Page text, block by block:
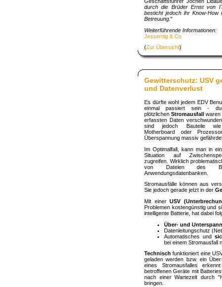
durch die Brüder Ernst von
besticht jedoch ihr Know-How
Betreuung. "
Weiterführende Informationen:
Jessernig & Co
(Zur Übersicht)
Gewitterschutz: USV
und Datenverlust
Es dürfte wohl jedem EDV
einmal passiert sein -
plötzlichen Stromausfall waren
erfassten Daten
sind jedoch Bauteile wie
Motherboard oder
Überspannung massiv
Im Optimalfall, kann man in
Situation auf
zugreifen. Wirklich
von Dateien des
Anwendungsdatenbanken.
Stromausfälle können aus
Sie jedoch gerade jetzt in der
Mit einerUSV
Problemen kostengünstig und
intelligente Batterie, hat dabei
Über- und
Datenleitungschutz
Automatisches und
bei einem Stromausfall
Technisch funktioniert eine
geladen werden bzw. ein
eines Stromausfalles
betroffenen Geräte mit
nach einer Wartezeit durch
bringen.